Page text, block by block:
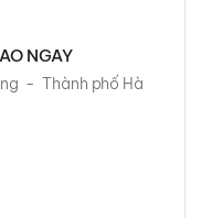
NGAY
Thành phố Hà